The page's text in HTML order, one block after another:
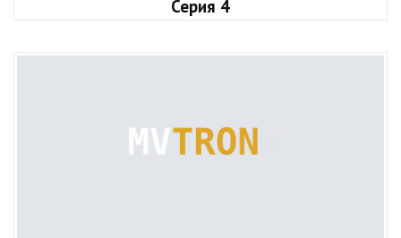
Серия 4